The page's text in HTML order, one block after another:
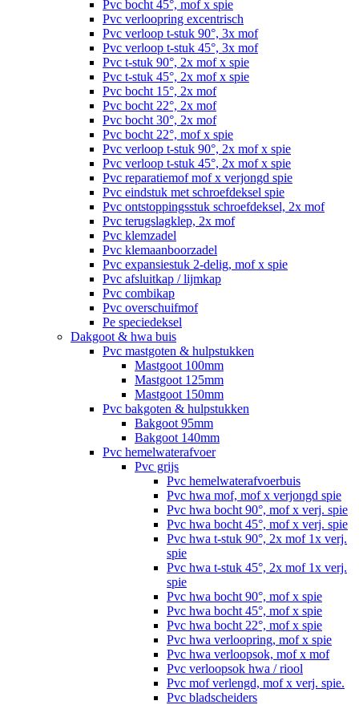
Pvc bocht 45°, mof x spie
Pvc verloopring excentrisch
Pvc verloop t-stuk 90°, 3x mof
Pvc verloop t-stuk 45°, 3x mof
Pvc t-stuk 90°, 2x mof x spie
Pvc t-stuk 45°, 2x mof x spie
Pvc bocht 15°, 2x mof
Pvc bocht 22°, 2x mof
Pvc bocht 30°, 2x mof
Pvc bocht 22°, mof x spie
Pvc verloop t-stuk 90°, 2x mof x spie
Pvc verloop t-stuk 45°, 2x mof x spie
Pvc reparatiemof mof x verjongd spie
Pvc eindstuk met schroefdeksel spie
Pvc ontstoppingsstuk schroefdeksel, 2x mof
Pvc terugslagklep, 2x mof
Pvc klemzadel
Pvc klemaanboorzadel
Pvc expansiestuk 2-delig, mof x spie
Pvc afsluitkap / lijmkap
Pvc combikap
Pvc overschuifmof
Pe speciedeksel
Dakgoot & hwa buis
Pvc mastgoten & hulpstukken
Mastgoot 100mm
Mastgoot 125mm
Mastgoot 150mm
Pvc bakgoten & hulpstukken
Bakgoot 95mm
Bakgoot 140mm
Pvc hemelwaterafvoer
Pvc grijs
Pvc hemelwaterafvoerbuis
Pvc hwa mof, mof x verjongd spie
Pvc hwa bocht 90°, mof x verj. spie
Pvc hwa bocht 45°, mof x verj. spie
Pvc hwa t-stuk 90°, 2x mof 1x verj.
spie
Pvc hwa t-stuk 45°, 2x mof 1x verj.
spie
Pvc hwa bocht 90°, mof x spie
Pvc hwa bocht 45°, mof x spie
Pvc hwa bocht 22°, mof x spie
Pvc hwa verloopring, mof x spie
Pvc hwa verloopsok, mof x mof
Pvc verloopsok hwa / riool
Pvc mof verlengd, mof x verj. spie.
Pvc bladscheiders